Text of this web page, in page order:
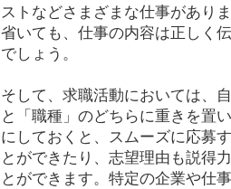
ストなどさまざまな仕事があり
省いても、仕事の内容は正しく
でしょう。
そして、求職活動においては、
と「職種」のどちらに重きを置
にしておくと、スムーズに応募
とができたり、志望理由も説得
とができます。特定の企業や仕